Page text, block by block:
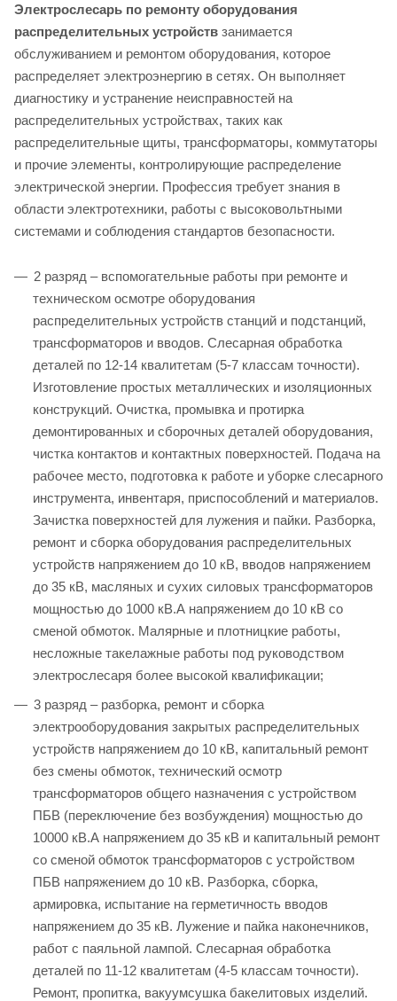
Электрослесарь по ремонту оборудования
распределительных устройств занимается
обслуживанием и ремонтом оборудования, которое
распределяет электроэнергию в сетях. Он выполняет
диагностику и устранение неисправностей на
распределительных устройствах, таких как
распределительные щиты, трансформаторы, коммутаторы
и прочие элементы, контролирующие распределение
электрической энергии. Профессия требует знания в
области электротехники, работы с высоковольтными
системами и соблюдения стандартов безопасности.
2 разряд – вспомогательные работы при ремонте и
техническом осмотре оборудования
распределительных устройств станций и подстанций,
трансформаторов и вводов. Слесарная обработка
деталей по 12-14 квалитетам (5-7 классам точности).
Изготовление простых металлических и изоляционных
конструкций. Очистка, промывка и протирка
демонтированных и сборочных деталей оборудования,
чистка контактов и контактных поверхностей. Подача на
рабочее место, подготовка к работе и уборке слесарного
инструмента, инвентаря, приспособлений и материалов.
Зачистка поверхностей для лужения и пайки. Разборка,
ремонт и сборка оборудования распределительных
устройств напряжением до 10 кВ, вводов напряжением
до 35 кВ, масляных и сухих силовых трансформаторов
мощностью до 1000 кВ.А напряжением до 10 кВ со
сменой обмоток. Малярные и плотницкие работы,
несложные такелажные работы под руководством
электрослесаря более высокой квалификации;
3 разряд – разборка, ремонт и сборка
электрооборудования закрытых распределительных
устройств напряжением до 10 кВ, капитальный ремонт
без смены обмоток, технический осмотр
трансформаторов общего назначения с устройством
ПБВ (переключение без возбуждения) мощностью до
10000 кВ.А напряжением до 35 кВ и капитальный ремонт
со сменой обмоток трансформаторов с устройством
ПБВ напряжением до 10 кВ. Разборка, сборка,
армировка, испытание на герметичность вводов
напряжением до 35 кВ. Лужение и пайка наконечников,
работ с паяльной лампой. Слесарная обработка
деталей по 11-12 квалитетам (4-5 классам точности).
Ремонт, пропитка, вакуумсушка бакелитовых изделий.